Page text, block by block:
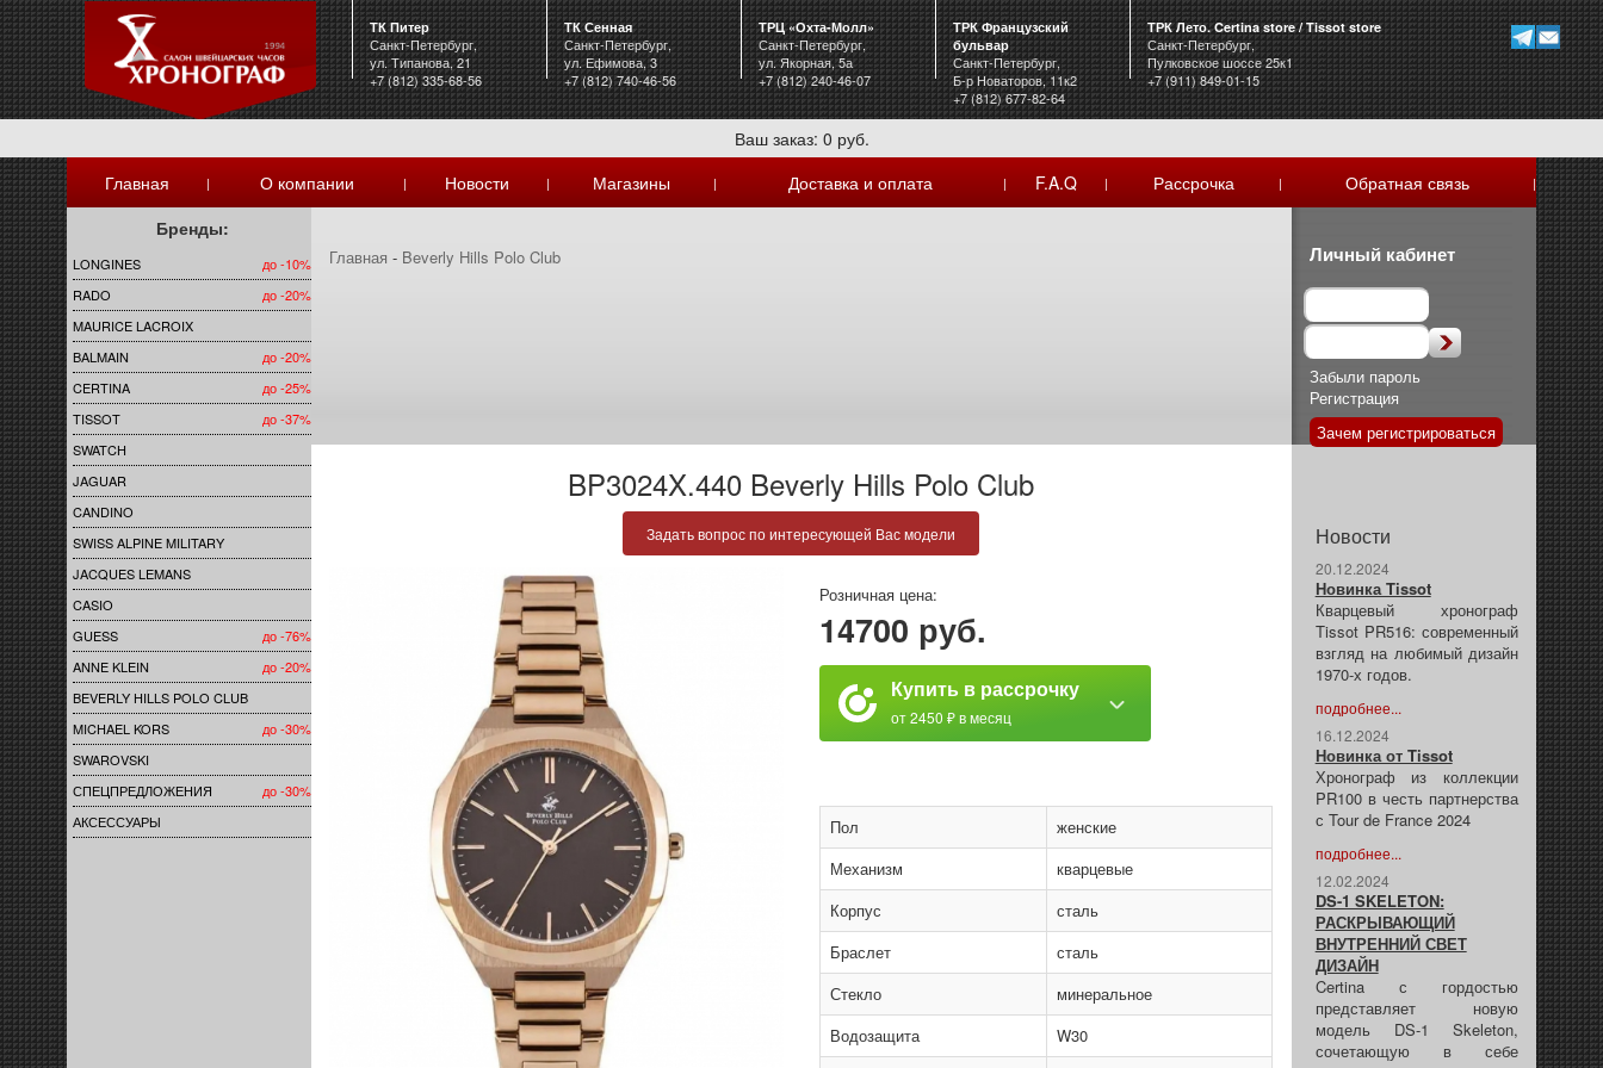
ТК Питер
Санкт-Петербург,
ул. Типанова, 21
+7 (812) 335-68-56
ТК Сенная
Санкт-Петербург,
ул. Ефимова, 3
+7 (812) 740-46-56
ТРЦ «Охта-Молл»
Санкт-Петербург,
ул. Якорная, 5а
+7 (812) 240-46-07
ТРК Французский
бульвар
Санкт-Петербург,
Б-р Новаторов, 11к2
+7 (812) 677-82-64
ТРК Лето. Certina store / Tissot store
Санкт-Петербург,
Пулковское шоссе 25к1
+7 (911) 849-01-15
Ваш заказ: 0 руб.
Главная
| О компании | Новости | Магазины | Доставка и оплата | F.A.Q | Рассрочка | Обратная связь |
Бренды:
LONGINES
до -10%
RADO
до -20%
MAURICE LACROIX
BALMAIN
до -20%
CERTINA
до -25%
TISSOT
до -37%
SWATCH
JAGUAR
CANDINO
SWISS ALPINE MILITARY
JACQUES LEMANS
CASIO
GUESS
до -76%
ANNE KLEIN
до -20%
BEVERLY HILLS POLO CLUB
MICHAEL KORS
до -30%
SWAROVSKI
СПЕЦПРЕДЛОЖЕНИЯ
до -30%
АКСЕССУАРЫ
Главная - Beverly Hills Polo Club
BP3024X.440 Beverly Hills Polo Club
Задать вопрос по интересующей Вас модели
Розничная цена:
14700 руб.
Купить в рассрочку
от 2450 ₽ в месяц
Пол
женские
Механизм
кварцевые
Корпус
сталь
Браслет
сталь
Стекло
минеральное
Водозащита
W30
Личный кабинет
Забыли пароль
Регистрация
Зачем регистрироваться
Новости
20.12.2024
Новинка Tissot
Кварцевый хронограф
Tissot PR516: современный
взгляд на любимый дизайн
1970-х годов.
подробнее...
16.12.2024
Новинка от Tissot
Хронограф из коллекции
PR100 в честь партнерства
с Tour de France 2024
подробнее...
12.02.2024
DS-1 SKELETON:
РАСКРЫВАЮЩИЙ
ВНУТРЕННИЙ СВЕТ
ДИЗАЙН
Certina с гордостью
представляет новую
модель DS-1 Skeleton,
сочетающую в себе